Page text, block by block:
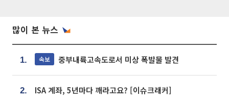
많이 본 뉴스
1. 속보 중부내륙고속도로서 미상 폭발물 발견
2. ISA 계좌, 5년마다 깨라고요? [이슈크래커]